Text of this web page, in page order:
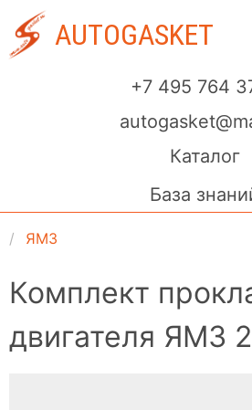
AUTOGASKET
+7 495 764
Каталог
База
ЯМЗ
Комплект
двигателя ЯМЗ